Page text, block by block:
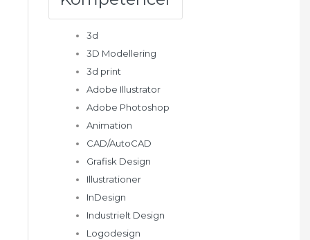
3d
3D Modellering
3d print
Adobe Illustrator
Adobe Photoshop
Animation
CAD/AutoCAD
Grafisk Design
Illustrationer
InDesign
Industrielt Design
Logodesign